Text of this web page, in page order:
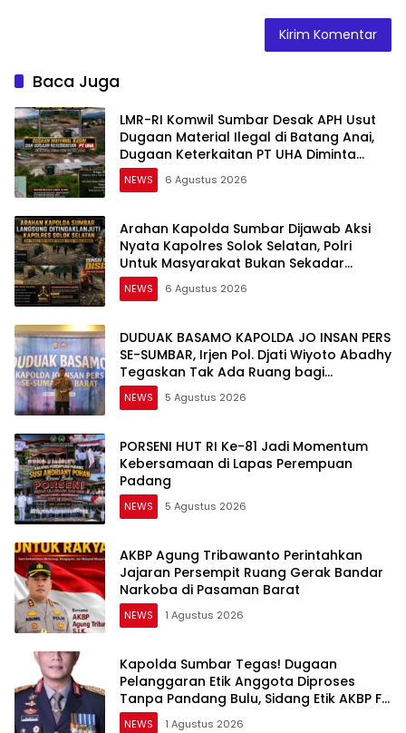
Baca Juga
LMR-RI Komwil Sumbar Desak APH Usut
Dugaan Material Ilegal di Batang Anai,
Dugaan Keterkaitan PT UHA Diminta
Diselidiki Tuntas
NEWS 6 Agustus 2026
Arahan Kapolda Sumbar Dijawab Aksi
Nyata Kapolres Solok Selatan, Polri
Untuk Masyarakat Bukan Sekadar
Slogan
NEWS 6 Agustus 2026
DUDUAK BASAMO KAPOLDA JO INSAN PERS
SE-SUMBAR, Irjen Pol. Djati Wiyoto Abadhy
Tegaskan Tak Ada Ruang bagi
Pelanggar Hukum di Internal Polri
NEWS 5 Agustus 2026
PORSENI HUT RI Ke-81 Jadi Momentum
Kebersamaan di Lapas Perempuan
Padang
NEWS 5 Agustus 2026
AKBP Agung Tribawanto Perintahkan
Jajaran Persempit Ruang Gerak Bandar
Narkoba di Pasaman Barat
NEWS 1 Agustus 2026
Kapolda Sumbar Tegas! Dugaan
Pelanggaran Etik Anggota Diproses
Tanpa Pandang Bulu, Sidang Etik AKBP F
Dipercepat
NEWS 1 Agustus 2026